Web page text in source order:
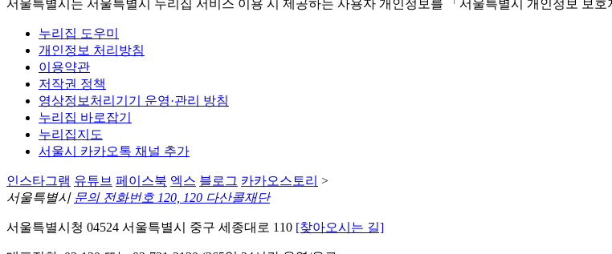
서울특별시는 서울특별시 누리집 서비스 이용 시 제공하는 사용자 개인정보를 「서울특별시 개인정보 보
누리집 도우미
개인정보 처리방침
이용약관
저작권 정책
영상정보처리기기 운영·관리 방침
누리집 바로잡기
누리집지도
서울시 카카오톡 채널 추가
인스타그램 유튜브 페이스북 엑스 블로그 카카오스토리 >
서울특별시 문의 전화번호 120, 120 다산콜재단
서울특별시청 04524 서울특별시 중구 세종대로 110 [찾아오시는 길]